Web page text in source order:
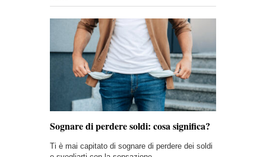
Sognare di perdere soldi: cosa significa?
Ti è mai capitato di sognare di perdere dei soldi